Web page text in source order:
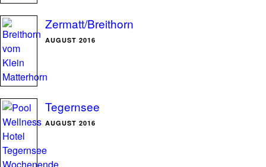
Zermatt/Breithorn
AUGUST 2016
Tegernsee
AUGUST 2016